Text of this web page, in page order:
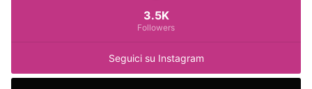
Seguici su Instagram
3.5K
Followers